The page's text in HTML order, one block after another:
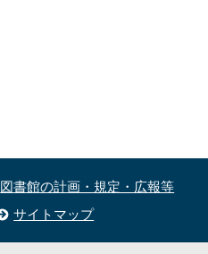
図書館の計画・規定・広報等
サイトマップ